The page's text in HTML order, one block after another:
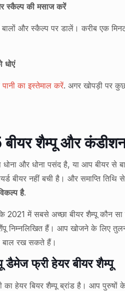
स्कैल्प की मसाज करें
और स्कैल्प पर डालें। करीब एक
धोएं
का इस्तेमाल करें. अगर खोपड़ी पर
बीयर शैम्पू और
और धोना पसंद है, या आप बीयर
बीयर नहीं बची है। और समाप्ति
है.
2021 में सबसे अच्छा बीयर शैम्पू कौन
शैंपू निम्नलिखित हैं। आप खोजने के लिए
बाल रख सकते हैं।
डैमेज फ्री हेयर बीयर शैम्पू
का हेयर बियर शैम्पू ब्रांड है। आप